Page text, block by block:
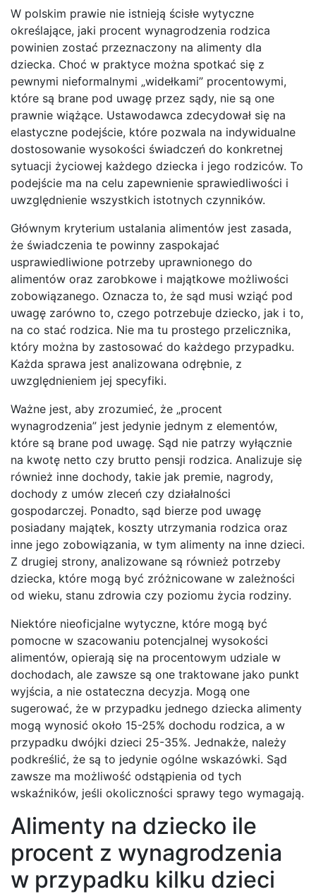
W polskim prawie nie istnieją ścisłe wytyczne
określające, jaki procent wynagrodzenia rodzica
powinien zostać przeznaczony na alimenty dla
dziecka. Choć w praktyce można spotkać się z
pewnymi nieformalnymi „widełkami” procentowymi,
które są brane pod uwagę przez sądy, nie są one
prawnie wiążące. Ustawodawca zdecydował się na
elastyczne podejście, które pozwala na indywidualne
dostosowanie wysokości świadczeń do konkretnej
sytuacji życiowej każdego dziecka i jego rodziców. To
podejście ma na celu zapewnienie sprawiedliwości i
uwzględnienie wszystkich istotnych czynników.
Głównym kryterium ustalania alimentów jest zasada,
że świadczenia te powinny zaspokajać
usprawiedliwione potrzeby uprawnionego do
alimentów oraz zarobkowe i majątkowe możliwości
zobowiązanego. Oznacza to, że sąd musi wziąć pod
uwagę zarówno to, czego potrzebuje dziecko, jak i to,
na co stać rodzica. Nie ma tu prostego przelicznika,
który można by zastosować do każdego przypadku.
Każda sprawa jest analizowana odrębnie, z
uwzględnieniem jej specyfiki.
Ważne jest, aby zrozumieć, że „procent
wynagrodzenia” jest jedynie jednym z elementów,
które są brane pod uwagę. Sąd nie patrzy wyłącznie
na kwotę netto czy brutto pensji rodzica. Analizuje się
również inne dochody, takie jak premie, nagrody,
dochody z umów zleceń czy działalności
gospodarczej. Ponadto, sąd bierze pod uwagę
posiadany majątek, koszty utrzymania rodzica oraz
inne jego zobowiązania, w tym alimenty na inne dzieci.
Z drugiej strony, analizowane są również potrzeby
dziecka, które mogą być zróżnicowane w zależności
od wieku, stanu zdrowia czy poziomu życia rodziny.
Niektóre nieoficjalne wytyczne, które mogą być
pomocne w szacowaniu potencjalnej wysokości
alimentów, opierają się na procentowym udziale w
dochodach, ale zawsze są one traktowane jako punkt
wyjścia, a nie ostateczna decyzja. Mogą one
sugerować, że w przypadku jednego dziecka alimenty
mogą wynosić około 15-25% dochodu rodzica, a w
przypadku dwójki dzieci 25-35%. Jednakże, należy
podkreślić, że są to jedynie ogólne wskazówki. Sąd
zawsze ma możliwość odstąpienia od tych
wskaźników, jeśli okoliczności sprawy tego wymagają.
Alimenty na dziecko ile
procent z wynagrodzenia
w przypadku kilku dzieci